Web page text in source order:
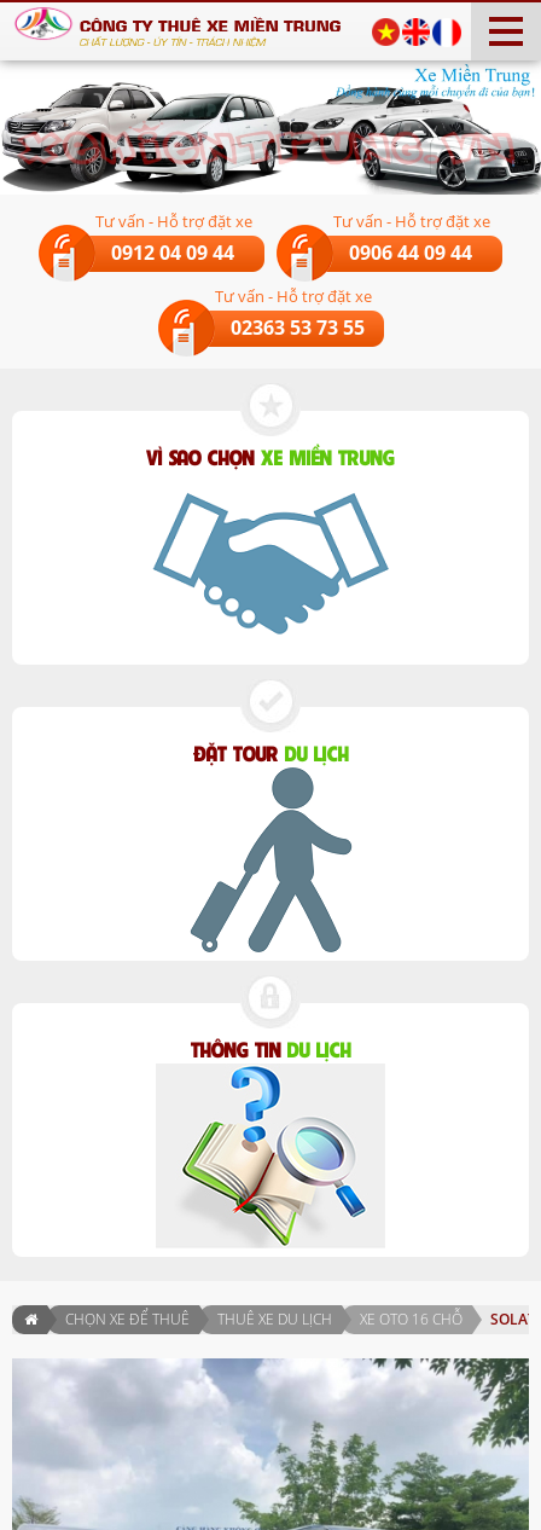
0912 04 09 44
Tư vấn - Hỗ trợ đặt xe
0906 44 09 44
Tư vấn - Hỗ trợ đặt xe
02363 53 73 55
Tư vấn - Hỗ trợ đặt xe
VÌ SAO CHỌN XE MIỀN TRUNG
ĐẶT TOUR DU LỊCH
THÔNG TIN DU LỊCH
CHỌN XE ĐỂ THUÊ THUÊ XE DU LỊCH XE OTO 16 CHỖ